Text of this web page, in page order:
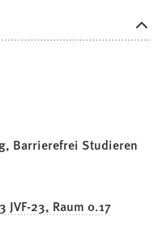
Barrierefrei Studieren
23, Raum 0.17